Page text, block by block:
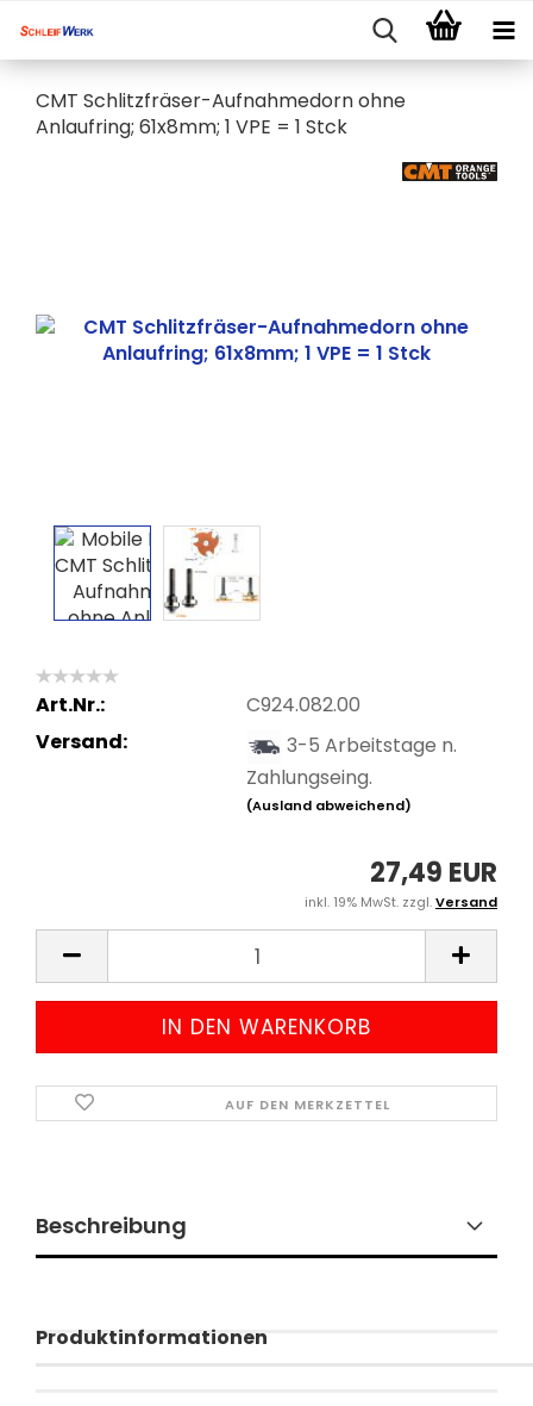
CMT Schlitzfräser-Aufnahmedorn ohne
Anlaufring; 61x8mm; 1 VPE = 1 Stck
Art.Nr.:
C924.082.00
Versand:
3-5 Arbeitstage n.
Zahlungseing.
(Ausland abweichend)
27,49 EUR
inkl. 19% MwSt. zzgl.Versand
AUF DEN MERKZETTEL
Beschreibung
Produktinformationen